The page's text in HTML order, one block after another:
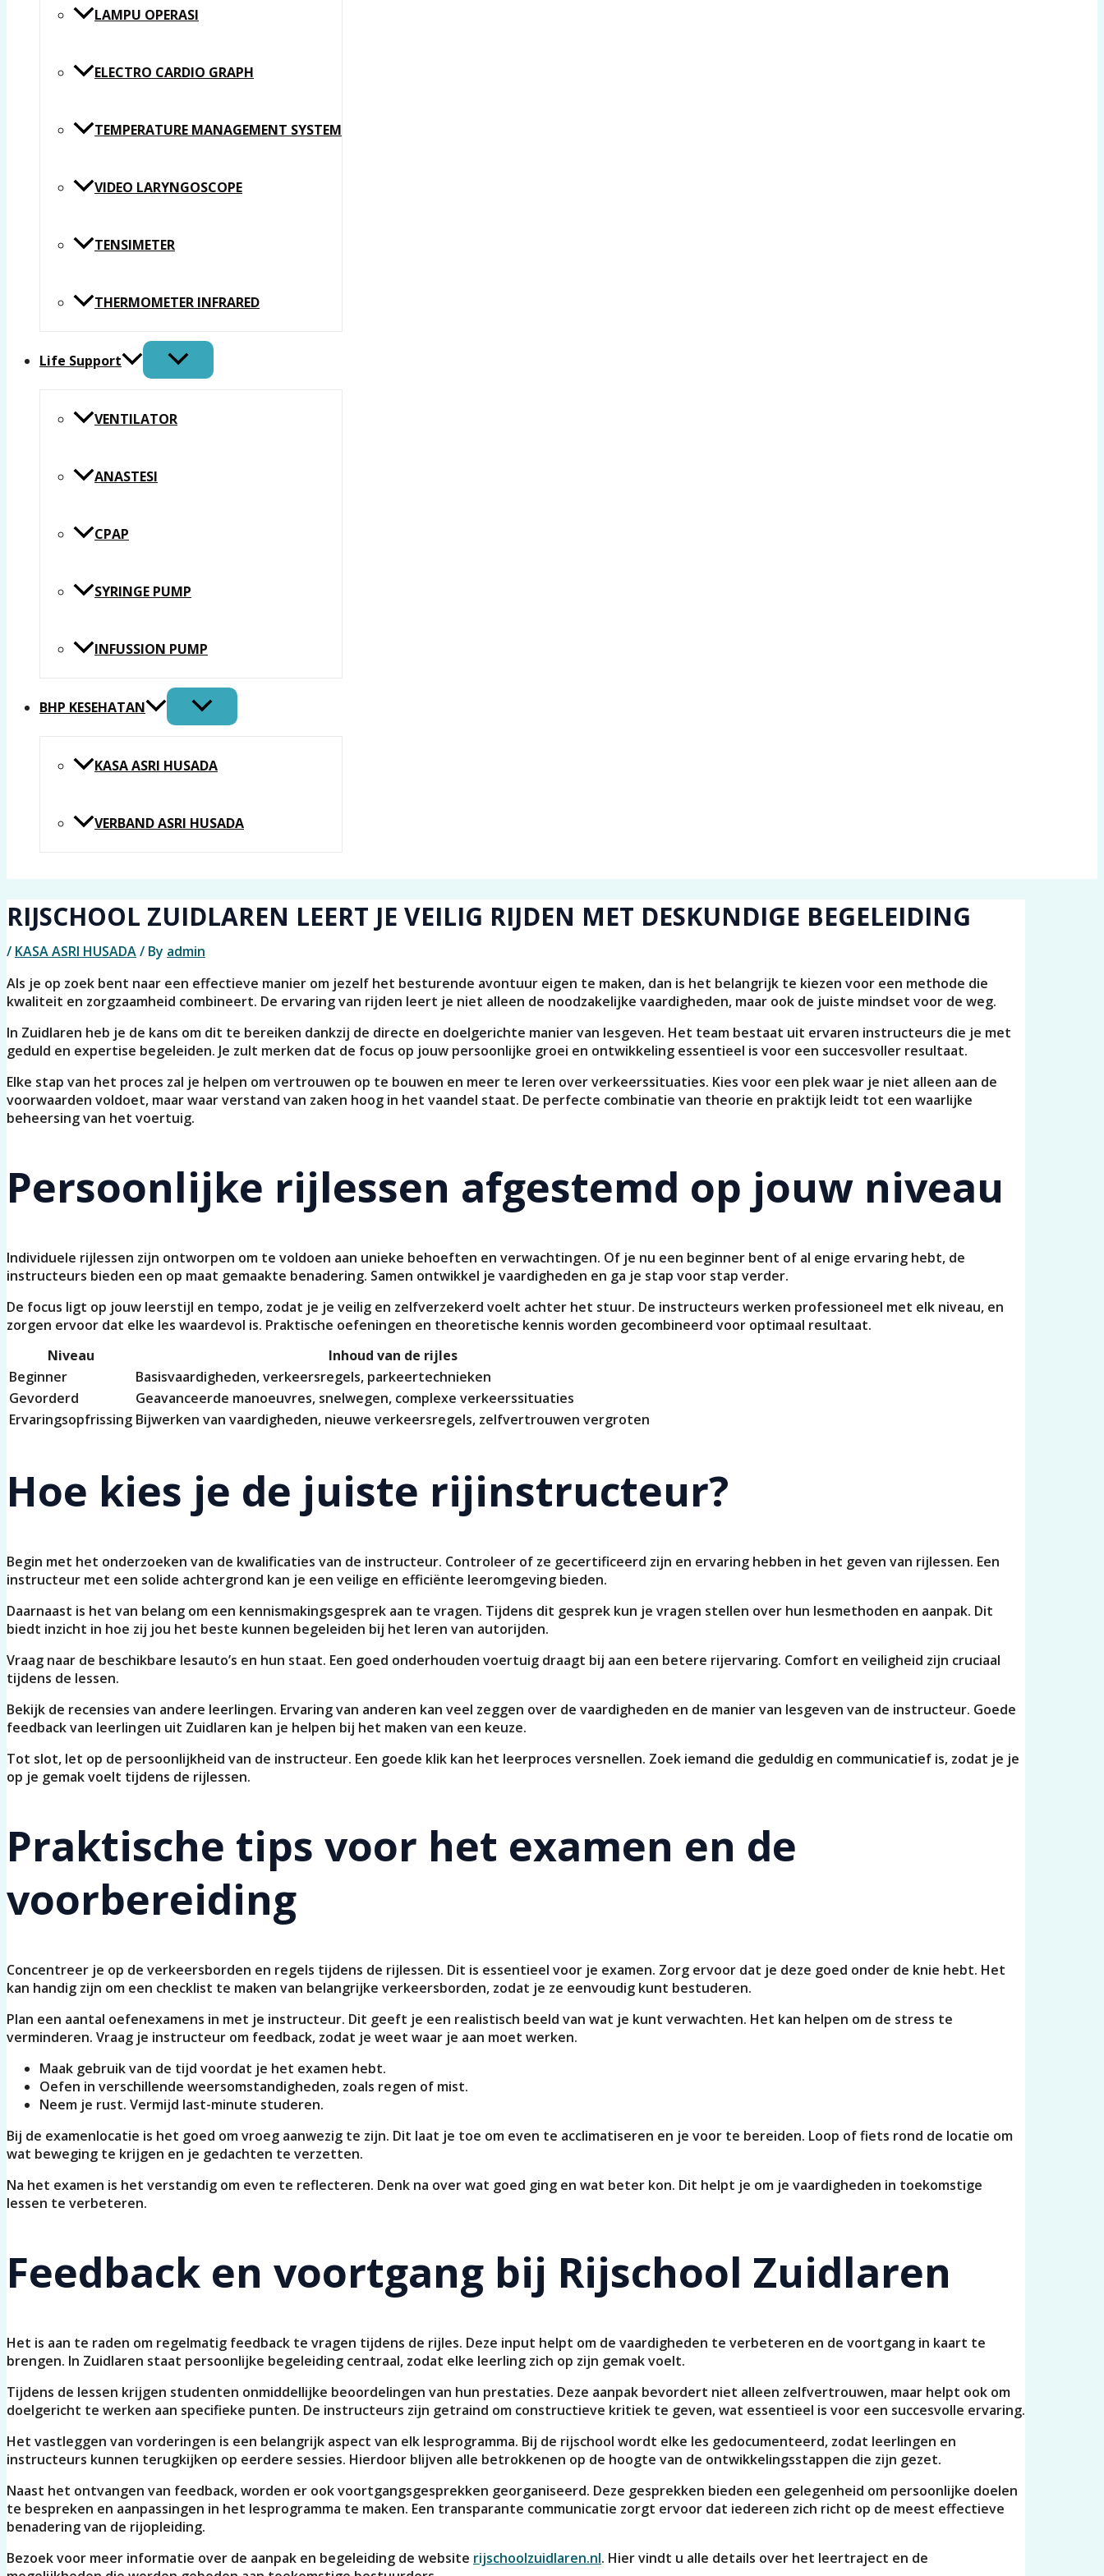
LAMPU OPERASI
ELECTRO CARDIO GRAPH
TEMPERATURE MANAGEMENT SYSTEM
VIDEO LARYNGOSCOPE
TENSIMETER
THERMOMETER INFRARED
Life Support
VENTILATOR
ANASTESI
CPAP
SYRINGE PUMP
INFUSSION PUMP
BHP KESEHATAN
KASA ASRI HUSADA
VERBAND ASRI HUSADA
RIJSCHOOL ZUIDLAREN LEERT JE VEILIG RIJDEN MET DESKUNDIGE BEGELEIDING
/ KASA ASRI HUSADA/ By admin
Als je op zoek bent naar een effectieve manier om jezelf het besturende avontuur eigen te maken, dan is het belangrijk te kiezen voor een methode die
kwaliteit en zorgzaamheid combineert. De ervaring van rijden leert je niet alleen de noodzakelijke vaardigheden, maar ook de juiste mindset voor de weg.
In Zuidlaren heb je de kans om dit te bereiken dankzij de directe en doelgerichte manier van lesgeven. Het team bestaat uit ervaren instructeurs die je met
geduld en expertise begeleiden. Je zult merken dat de focus op jouw persoonlijke groei en ontwikkeling essentieel is voor een succesvoller resultaat.
Elke stap van het proces zal je helpen om vertrouwen op te bouwen en meer te leren over verkeerssituaties. Kies voor een plek waar je niet alleen aan de
voorwaarden voldoet, maar waar verstand van zaken hoog in het vaandel staat. De perfecte combinatie van theorie en praktijk leidt tot een waarlijke
beheersing van het voertuig.
Persoonlijke rijlessen afgestemd op jouw niveau
Individuele rijlessen zijn ontworpen om te voldoen aan unieke behoeften en verwachtingen. Of je nu een beginner bent of al enige ervaring hebt, de
instructeurs bieden een op maat gemaakte benadering. Samen ontwikkel je vaardigheden en ga je stap voor stap verder.
De focus ligt op jouw leerstijl en tempo, zodat je je veilig en zelfverzekerd voelt achter het stuur. De instructeurs werken professioneel met elk niveau, en
zorgen ervoor dat elke les waardevol is. Praktische oefeningen en theoretische kennis worden gecombineerd voor optimaal resultaat.
Niveau
Inhoud van de rijles
Beginner
Basisvaardigheden, verkeersregels, parkeertechnieken
Gevorderd
Geavanceerde manoeuvres, snelwegen, complexe verkeerssituaties
Ervaringsopfrissing Bijwerken van vaardigheden, nieuwe verkeersregels, zelfvertrouwen vergroten
Hoe kies je de juiste rijinstructeur?
Begin met het onderzoeken van de kwalificaties van de instructeur. Controleer of ze gecertificeerd zijn en ervaring hebben in het geven van rijlessen. Een
instructeur met een solide achtergrond kan je een veilige en efficiënte leeromgeving bieden.
Daarnaast is het van belang om een kennismakingsgesprek aan te vragen. Tijdens dit gesprek kun je vragen stellen over hun lesmethoden en aanpak. Dit
biedt inzicht in hoe zij jou het beste kunnen begeleiden bij het leren van autorijden.
Vraag naar de beschikbare lesauto’s en hun staat. Een goed onderhouden voertuig draagt bij aan een betere rijervaring. Comfort en veiligheid zijn cruciaal
tijdens de lessen.
Bekijk de recensies van andere leerlingen. Ervaring van anderen kan veel zeggen over de vaardigheden en de manier van lesgeven van de instructeur. Goede
feedback van leerlingen uit Zuidlaren kan je helpen bij het maken van een keuze.
Tot slot, let op de persoonlijkheid van de instructeur. Een goede klik kan het leerproces versnellen. Zoek iemand die geduldig en communicatief is, zodat je je
op je gemak voelt tijdens de rijlessen.
Praktische tips voor het examen en de
voorbereiding
Concentreer je op de verkeersborden en regels tijdens de rijlessen. Dit is essentieel voor je examen. Zorg ervoor dat je deze goed onder de knie hebt. Het
kan handig zijn om een checklist te maken van belangrijke verkeersborden, zodat je ze eenvoudig kunt bestuderen.
Plan een aantal oefenexamens in met je instructeur. Dit geeft je een realistisch beeld van wat je kunt verwachten. Het kan helpen om de stress te
verminderen. Vraag je instructeur om feedback, zodat je weet waar je aan moet werken.
Maak gebruik van de tijd voordat je het examen hebt.
Oefen in verschillende weersomstandigheden, zoals regen of mist.
Neem je rust. Vermijd last-minute studeren.
Bij de examenlocatie is het goed om vroeg aanwezig te zijn. Dit laat je toe om even te acclimatiseren en je voor te bereiden. Loop of fiets rond de locatie om
wat beweging te krijgen en je gedachten te verzetten.
Na het examen is het verstandig om even te reflecteren. Denk na over wat goed ging en wat beter kon. Dit helpt je om je vaardigheden in toekomstige
lessen te verbeteren.
Feedback en voortgang bij Rijschool Zuidlaren
Het is aan te raden om regelmatig feedback te vragen tijdens de rijles. Deze input helpt om de vaardigheden te verbeteren en de voortgang in kaart te
brengen. In Zuidlaren staat persoonlijke begeleiding centraal, zodat elke leerling zich op zijn gemak voelt.
Tijdens de lessen krijgen studenten onmiddellijke beoordelingen van hun prestaties. Deze aanpak bevordert niet alleen zelfvertrouwen, maar helpt ook om
doelgericht te werken aan specifieke punten. De instructeurs zijn getraind om constructieve kritiek te geven, wat essentieel is voor een succesvolle ervaring.
Het vastleggen van vorderingen is een belangrijk aspect van elk lesprogramma. Bij de rijschool wordt elke les gedocumenteerd, zodat leerlingen en
instructeurs kunnen terugkijken op eerdere sessies. Hierdoor blijven alle betrokkenen op de hoogte van de ontwikkelingsstappen die zijn gezet.
Naast het ontvangen van feedback, worden er ook voortgangsgesprekken georganiseerd. Deze gesprekken bieden een gelegenheid om persoonlijke doelen
te bespreken en aanpassingen in het lesprogramma te maken. Een transparante communicatie zorgt ervoor dat iedereen zich richt op de meest effectieve
benadering van de rijopleiding.
Bezoek voor meer informatie over de aanpak en begeleiding de website rijschoolzuidlaren.nl. Hier vindt u alle details over het leertraject en de